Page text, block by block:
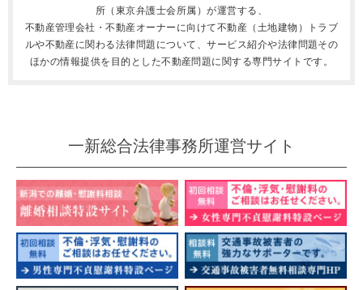
所（東京弁護士会所属）が運営する、
不動産管理会社・不動産オーナーに向けて不動産（土地建物）トラブ
ルや不動産に関わる法律問題について、サービス紹介や法律問題その
ほかの情報提供を目的とした不動産問題に関する専門サイトです。
一新総合法律事務所運営サイト